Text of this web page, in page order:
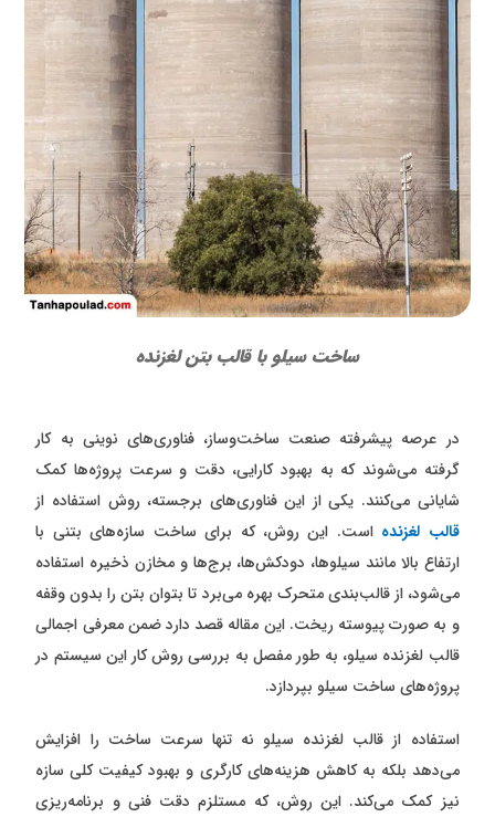
ساخت سیلو با قالب بتن لغزنده
در عرصه پیشرفته صنعت ساخت‌وساز، فناوری‌های نوینی به کار
گرفته می‌شوند که به بهبود کارایی، دقت و سرعت پروژه‌ها کمک
شایانی می‌کنند. یکی از این فناوری‌های برجسته، روش استفاده از
قالب لغزنده است. این روش، که برای ساخت سازه‌های بتنی با
ارتفاع بالا مانند سیلوها، دودکش‌ها، برج‌ها و مخازن ذخیره استفاده
می‌شود، از قالب‌بندی متحرک بهره می‌برد تا بتوان بتن را بدون وقفه
و به صورت پیوسته ریخت. این مقاله قصد دارد ضمن معرفی اجمالی
قالب لغزنده سیلو، به طور مفصل به بررسی روش کار این سیستم در
پروژه‌های ساخت سیلو بپردازد.
استفاده از قالب لغزنده سیلو نه تنها سرعت ساخت را افزایش
می‌دهد بلکه به کاهش هزینه‌های کارگری و بهبود کیفیت کلی سازه
نیز کمک می‌کند. این روش، که مستلزم دقت فنی و برنامه‌ریزی